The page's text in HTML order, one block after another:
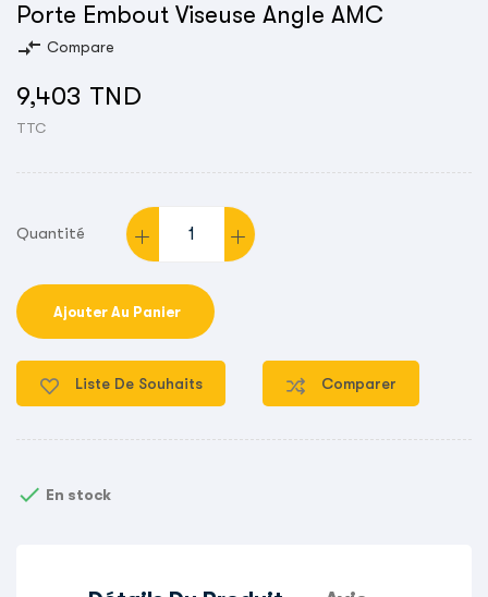
Porte Embout Viseuse Angle AMC
compare_arrows Compare
9,403 TND
TTC
Quantité
Ajouter Au Panier
Liste De Souhaits Comparer
 En stock